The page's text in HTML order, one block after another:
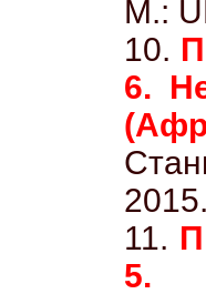
М.:
10.
6.
11.
5.